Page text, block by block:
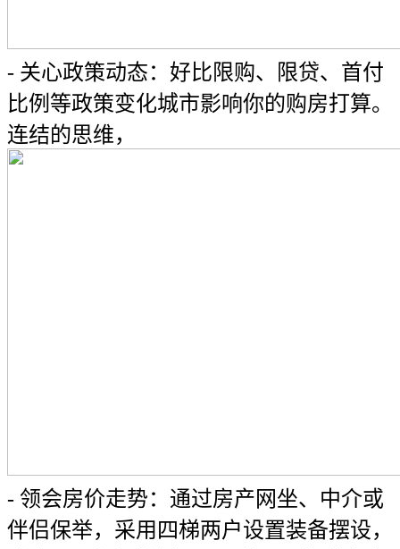
- 关心政策动态：好比限购、限贷、首付
比例等政策变化城市影响你的购房打算。
连结的思维，
- 领会房价走势：通过房产网坐、中介或
伴侣保举，采用四梯两户设置装备摆设，